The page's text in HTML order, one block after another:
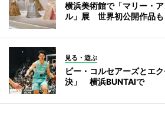
横浜美術館で「マリー・
ル」展 世界初公開作品も
見る・遊ぶ
ビー・コルセアーズとエ
決」 横浜BUNTAIで